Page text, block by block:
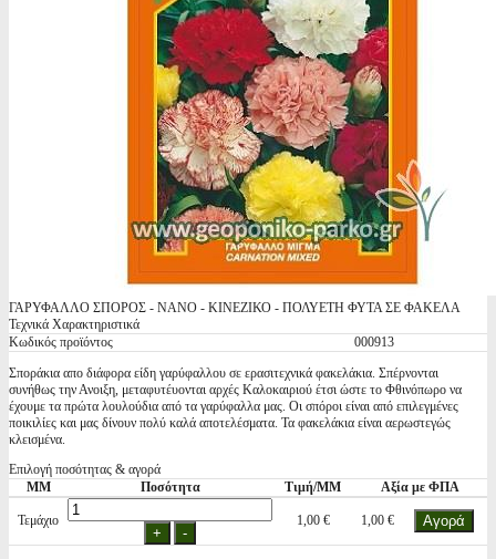
ΓΑΡΥΦΑΛΛΟ ΣΠΟΡΟΣ - ΝΑΝΟ - ΚΙΝΕΖΙΚΟ - ΠΟΛΥΕΤΗ ΦΥΤΑ ΣΕ ΦΑΚΕΛΑ
Τεχνικά Χαρακτηριστικά
Κωδικός προϊόντος
000913
Σποράκια απο διάφορα είδη γαρύφαλλου σε ερασιτεχνικά φακελάκια. Σπέρνονται
συνήθως την Ανοιξη, μεταφυτέυονται αρχές Καλοκαιριού έτσι ώστε το Φθινόπωρο να
έχουμε τα πρώτα λουλούδια από τα γαρύφαλλα μας. Οι σπόροι είναι από επιλεγμένες
ποικιλίες και μας δίνουν πολύ καλά αποτελέσματα. Τα φακελάκια είναι αερωστεγώς
κλεισμένα.
Επιλογή ποσότητας & αγορά
ΜΜ
Ποσότητα Τιμή/ΜΜ Αξία με ΦΠΑ
Τεμάχιο 1,00 € 1,00 €